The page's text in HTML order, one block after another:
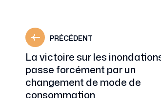
PRÉCÉDENT
La victoire sur les
passe forcément par un
changement de mode de
consommation